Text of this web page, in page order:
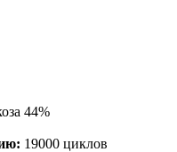
44%
19000 циклов